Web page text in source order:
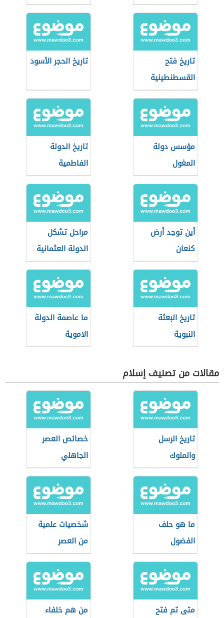
تاريخ فتح
القسطنطينية
تاريخ الحجر الأسود
مؤسس دولة
المغول
تاريخ الدولة
الفاطمية
أين توجد أرض
كنعان
مراحل تشكل
الدولة العثمانية
تاريخ البعثة
النبوية
ما عاصمة الدولة
الاموية
مقالات من تصنيف إسلام
تاريخ الرسل
والملوك
خصائص العصر
الجاهلي
ما هو حلف
الفضول
شخصيات علمية
من العصر
العباسي
متى تم فتح
من هم خلفاء